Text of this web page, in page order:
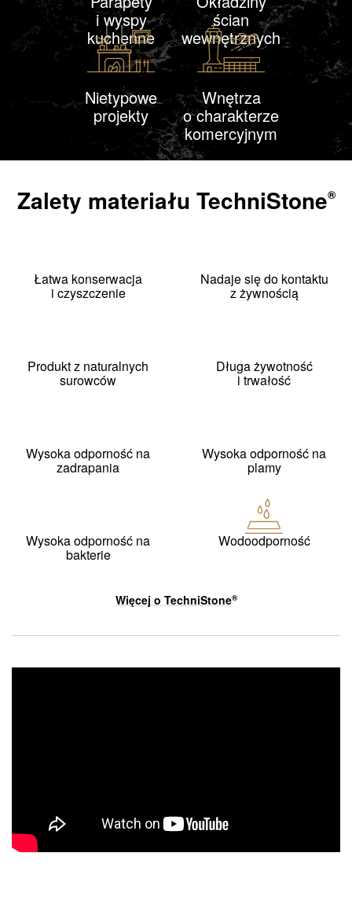
i wyspy
kuchenne
ścian
wewnętrznych
Nietypowe
projekty
Wnętrza
o charakterze
komercyjnym
Zalety materiału TechniStone®
Łatwa konserwacja
i czyszczenie
Nadaje się do kontaktu
z żywnością
Produkt z naturalnych
surowców
Długa żywotność
i trwałość
Wysoka odporność na
zadrapania
Wysoka odporność na
plamy
Wysoka odporność na
bakterie
Wodoodporność
Więcej o TechniStone®